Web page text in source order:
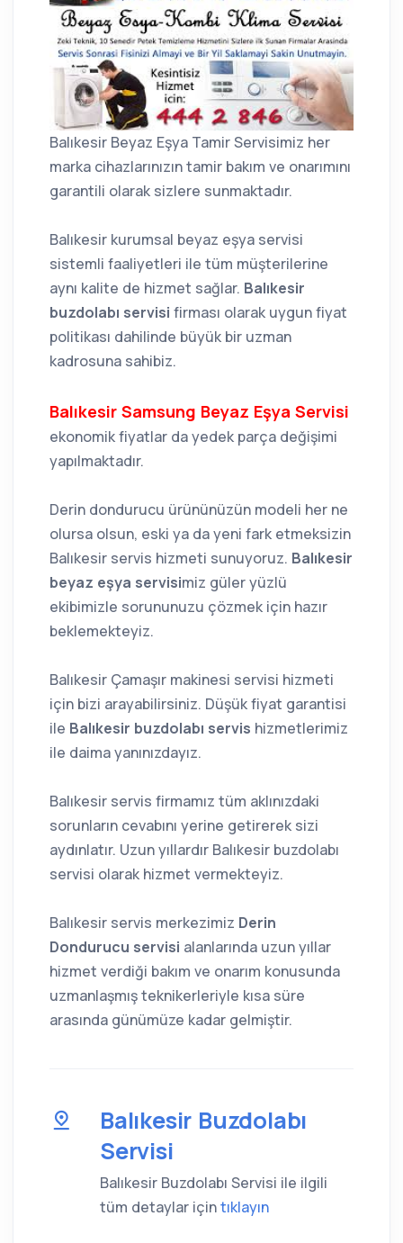
Balıkesir Beyaz Eşya Tamir Servisimiz her
marka cihazlarınızın tamir bakım ve onarımını
garantili olarak sizlere sunmaktadır.
Balıkesir kurumsal beyaz eşya servisi
sistemli faaliyetleri ile tüm müşterilerine
aynı kalite de hizmet sağlar. Balıkesir
buzdolabı servisi firması olarak uygun fiyat
politikası dahilinde büyük bir uzman
kadrosuna sahibiz.
Balıkesir Samsung Beyaz Eşya Servisi
ekonomik fiyatlar da yedek parça değişimi
yapılmaktadır.
Derin dondurucu ürününüzün modeli her ne
olursa olsun, eski ya da yeni fark etmeksizin
Balıkesir servis hizmeti sunuyoruz. Balıkesir
beyaz eşya servisimiz güler yüzlü
ekibimizle sorununuzu çözmek için hazır
beklemekteyiz.
Balıkesir Çamaşır makinesi servisi hizmeti
için bizi arayabilirsiniz. Düşük fiyat garantisi
ile Balıkesir buzdolabı servis hizmetlerimiz
ile daima yanınızdayız.
Balıkesir servis firmamız tüm aklınızdaki
sorunların cevabını yerine getirerek sizi
aydınlatır. Uzun yıllardır Balıkesir buzdolabı
servisi olarak hizmet vermekteyiz.
Balıkesir servis merkezimiz Derin
Dondurucu servisi alanlarında uzun yıllar
hizmet verdiği bakım ve onarım konusunda
uzmanlaşmış teknikerleriyle kısa süre
arasında günümüze kadar gelmiştir.
Balıkesir Buzdolabı
Servisi
Balıkesir Buzdolabı Servisi ile ilgili
tüm detaylar içintıklayın